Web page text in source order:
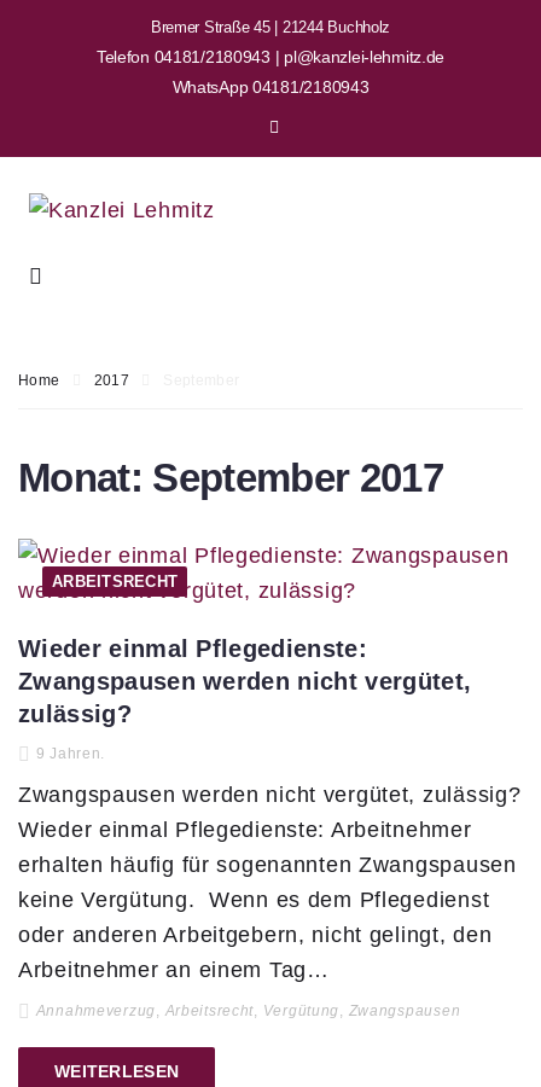
Bremer Straße 45 | 21244 Buchholz
Telefon 04181/2180943 | pl@kanzlei-lehmitz.de
WhatsApp 04181/2180943
Home 2017
Monat: September 2017
ARBEITSRECHT
Wieder einmal Pflegedienste:
Zwangspausen werden nicht vergütet,
zulässig?
9 Jahren.
Zwangspausen werden nicht vergütet, zulässig?
Wieder einmal Pflegedienste: Arbeitnehmer
erhalten häufig für sogenannten Zwangspausen
keine Vergütung. Wenn es dem Pflegedienst
oder anderen Arbeitgebern, nicht gelingt, den
Arbeitnehmer an einem Tag…
Annahmeverzug, Arbeitsrecht, Vergütung, Zwangspausen
WEITERLESEN